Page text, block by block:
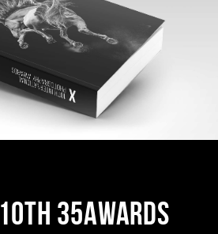
10TH 35AWARDS